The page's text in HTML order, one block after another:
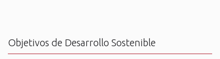
Objetivos de Desarrollo Sostenible